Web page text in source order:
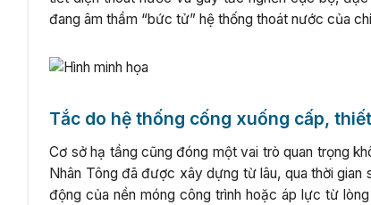
đang âm thầm “bức tử” hệ thống thoát nước của
Tắc do hệ thống cống xuống cấp,
Cơ sở hạ tầng cũng đóng một vai trò quan trọng
Nhân Tông đã được xây dựng từ lâu, qua thời
động của nền móng công trình hoặc áp lực từ